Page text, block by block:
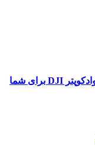
هلی شات نئو 2، فلیپ یا مینی 5 پرو؛ کدام کوادکوپتر DJI برای شما